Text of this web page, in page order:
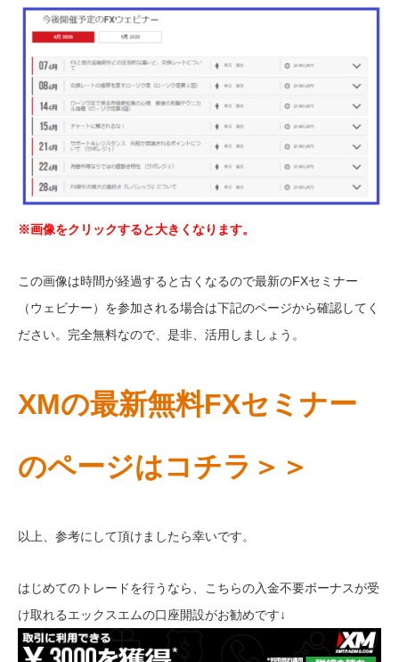
※画像をクリックすると大きくなります。
この画像は時間が経過すると古くなるので最新のFXセミナー
（ウェビナー）を参加される場合は下記のページから確認してく
ださい。完全無料なので、是非、活用しましょう。
XMの最新無料FXセミナー
のページはコチラ＞＞
以上、参考にして頂けましたら幸いです。
はじめてのトレードを行うなら、こちらの入金不要ボーナスが受
け取れるエックスエムの口座開設がお勧めです↓